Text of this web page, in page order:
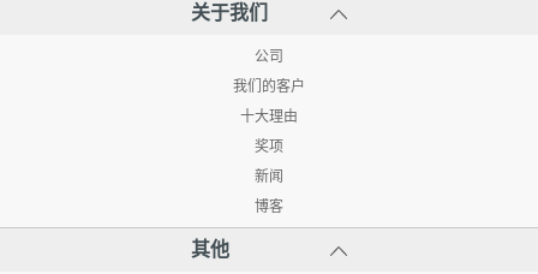
关于我们
公司
我们的客户
十大理由
奖项
新闻
博客
其他